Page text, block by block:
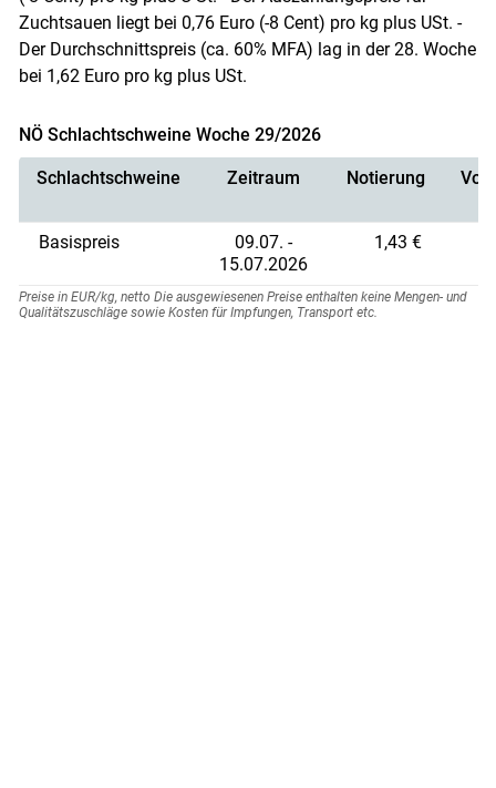
Zuchtsauen liegt bei 0,76 Euro (-8 Cent) pro kg plus USt. -
Der Durchschnittspreis (ca. 60% MFA) lag in der 28. Woche
bei 1,62 Euro pro kg plus USt.
NÖ Schlachtschweine Woche 29/2026
Schlachtschweine Zeitraum Notierung
Basispreis
09.07. -
15.07.2026
1,43 €
Preise in EUR/kg, netto Die ausgewiesenen Preise enthalten keine Mengen- und
Qualitätszuschläge sowie Kosten für Impfungen, Transport etc.